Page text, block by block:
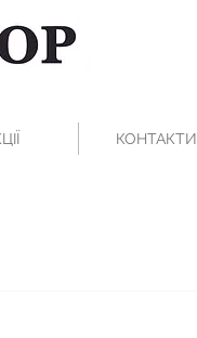
КОНТАКТИ